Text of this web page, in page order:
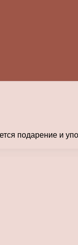
подарение и